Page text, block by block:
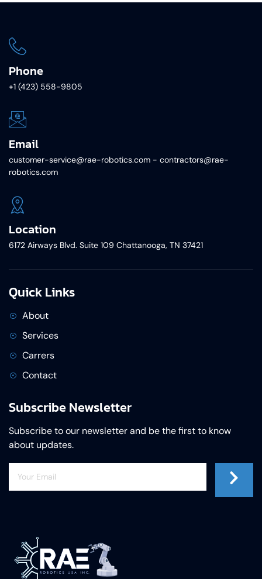
Phone
+1 (423) 558-9805
Email
customer-service@rae-robotics.com - contractors@rae-
robotics.com
Location
6172 Airways Blvd. Suite 109 Chattanooga, TN 37421
Quick Links
About
Services
Carrers
Contact
Subscribe Newsletter
Subscribe to our newsletter and be the first to know
about updates.